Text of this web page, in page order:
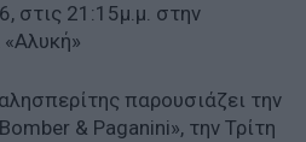
στις 21:15μ.μ. στην
παρουσιάζει την
& Paganini», την Τρίτη